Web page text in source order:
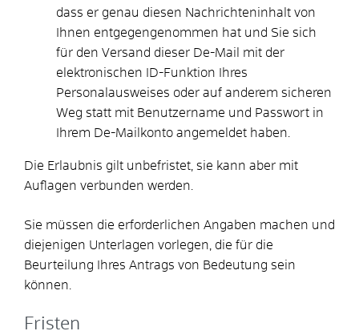
dass er genau diesen Nachrichteninhalt von
Ihnen entgegengenommen hat und Sie sich
für den Versand dieser De-Mail mit der
elektronischen ID-Funktion Ihres
Personalausweises oder auf anderem sicheren
Weg statt mit Benutzername und Passwort in
Ihrem De-Mailkonto angemeldet haben.
Die Erlaubnis gilt unbefristet, sie kann aber mit
Auflagen verbunden werden.
Sie müssen die erforderlichen Angaben machen und
diejenigen Unterlagen vorlegen, die für die
Beurteilung Ihres Antrags von Bedeutung sein
können.
Fristen